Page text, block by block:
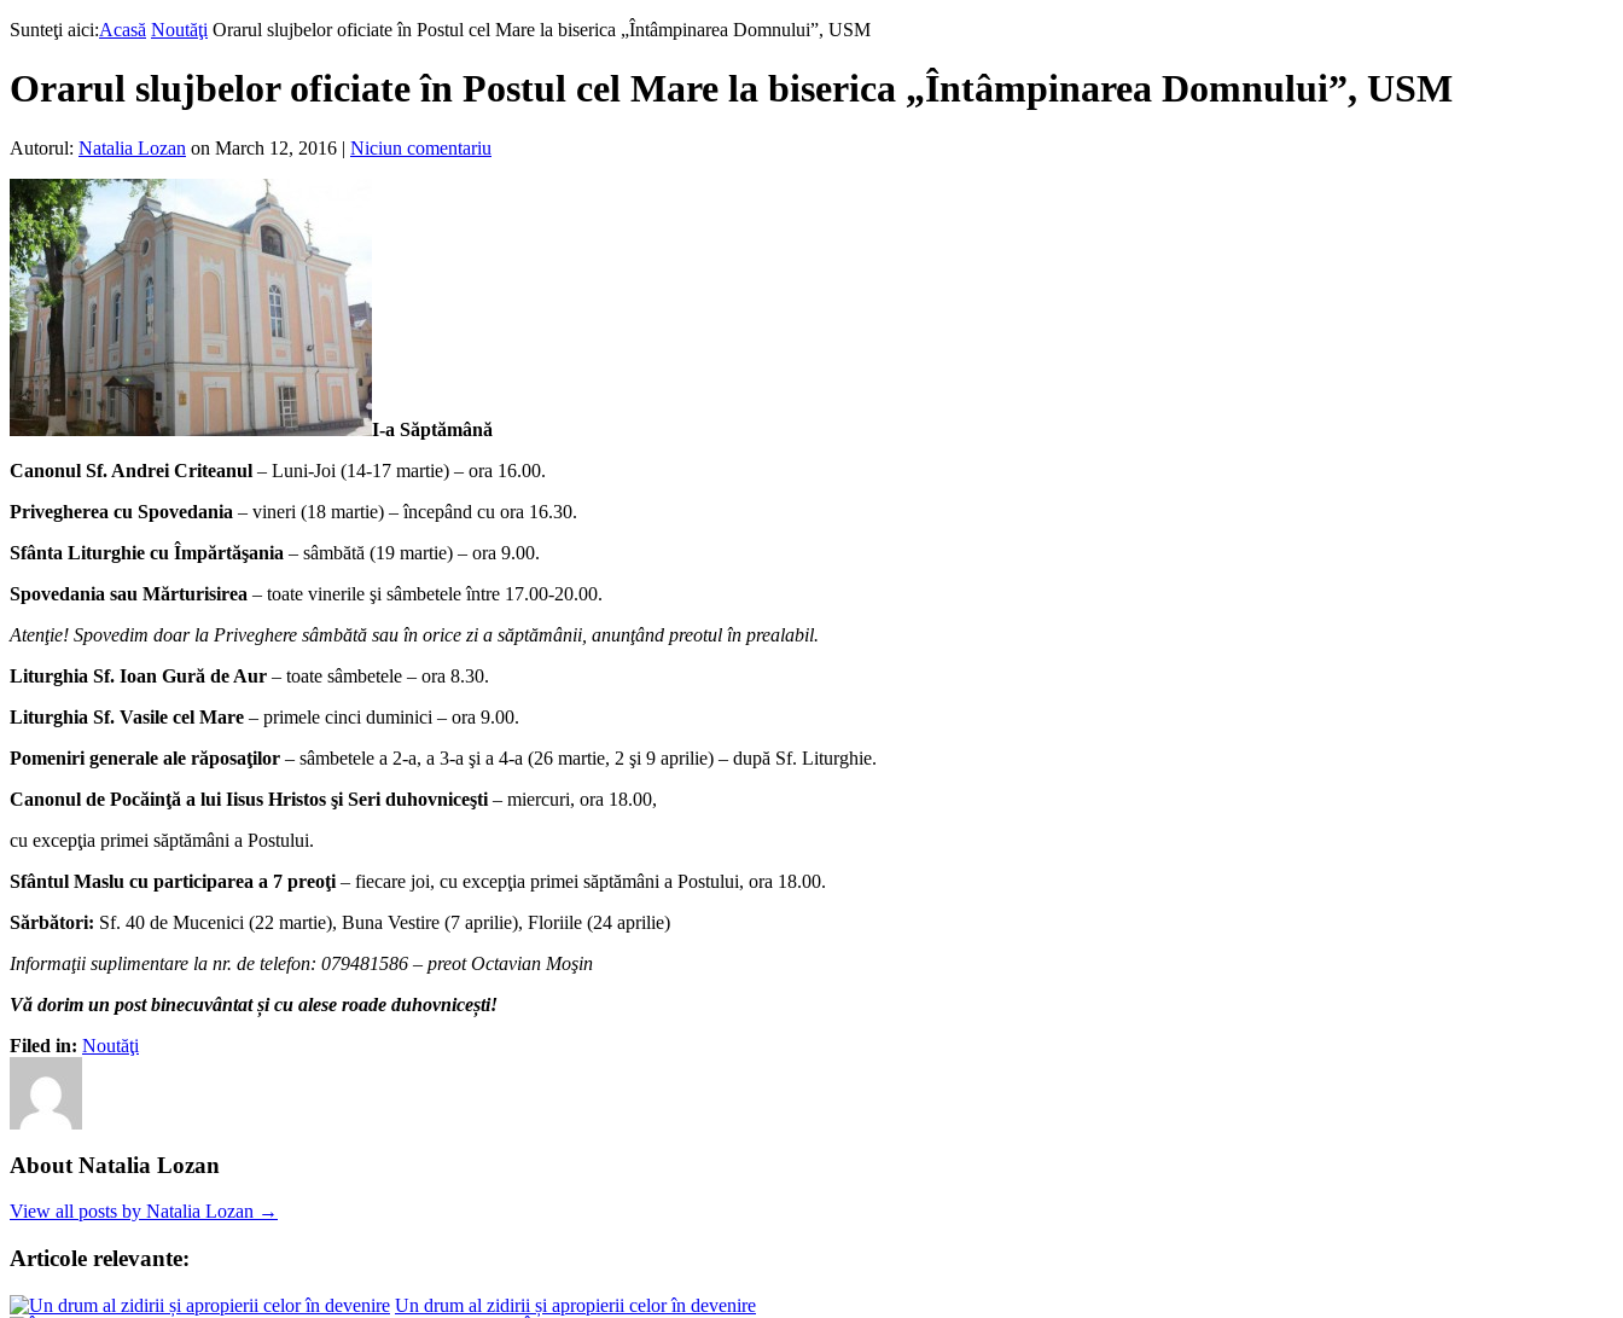
Sunteţi aici:Acasă Noutăţi Orarul slujbelor oficiate în Postul cel Mare la biserica „Întâmpinarea Domnului”, USM
Orarul slujbelor oficiate în Postul cel Mare la biserica „Întâmpinarea Domnului”, USM
Autorul: Natalia Lozan on March 12, 2016 | Niciun comentariu
I-a Săptămână
Canonul Sf. Andrei Criteanul – Luni-Joi (14-17 martie) – ora 16.00.
Privegherea cu Spovedania – vineri (18 martie) – începând cu ora 16.30.
Sfânta Liturghie cu Împărtăşania – sâmbătă (19 martie) – ora 9.00.
Spovedania sau Mărturisirea – toate vinerile şi sâmbetele între 17.00-20.00.
Atenţie! Spovedim doar la Priveghere sâmbătă sau în orice zi a săptămânii, anunţând preotul în prealabil.
Liturghia Sf. Ioan Gură de Aur – toate sâmbetele – ora 8.30.
Liturghia Sf. Vasile cel Mare – primele cinci duminici – ora 9.00.
Pomeniri generale ale răposaţilor – sâmbetele a 2-a, a 3-a şi a 4-a (26 martie, 2 şi 9 aprilie) – după Sf. Liturghie.
Canonul de Pocăinţă a lui Iisus Hristos şi Seri duhovniceşti – miercuri, ora 18.00,
cu excepţia primei săptămâni a Postului.
Sfântul Maslu cu participarea a 7 preoţi – fiecare joi, cu excepţia primei săptămâni a Postului, ora 18.00.
Sărbători: Sf. 40 de Mucenici (22 martie), Buna Vestire (7 aprilie), Floriile (24 aprilie)
Informaţii suplimentare la nr. de telefon: 079481586 – preot Octavian Moşin
Vă dorim un post binecuvântat și cu alese roade duhovnicești!
Filed in: Noutăţi
About Natalia Lozan
View all posts by Natalia Lozan →
Articole relevante:
Un drum al zidirii și apropierii celor în devenire